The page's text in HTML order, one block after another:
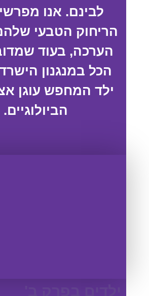
לבינם. אנו
הריחוק הטבעי
הערכה, בעוד
הכל במנגנון
ילד המחפש עוגן
הביולוגיים.